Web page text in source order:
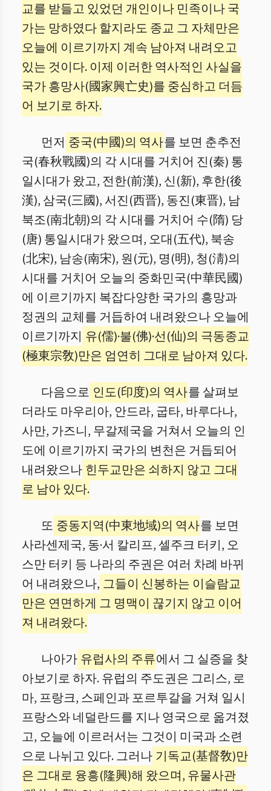
교를 받들고 있었던 개인이나 민족이나 국
가는 망하였다 할지라도 종교 그 자체만은
오늘에 이르기까지 계속 남아져 내려오고
있는 것이다. 이제 이러한 역사적인 사실을
국가 흥망사(國家興亡史)를 중심하고 더듬
어 보기로 하자.
먼저 중국(中國)의 역사를 보면 춘추전
국(春秋戰國)의 각 시대를 거치어 진(秦) 통
일시대가 왔고, 전한(前漢), 신(新), 후한(後
漢), 삼국(三國), 서진(西晋), 동진(東晋), 남
북조(南北朝)의 각 시대를 거치어 수(隋) 당
(唐) 통일시대가 왔으며, 오대(五代), 북송
(北宋), 남송(南宋), 원(元), 명(明), 청(淸)의
시대를 거치어 오늘의 중화민국(中華民國)
에 이르기까지 복잡다양한 국가의 흥망과
정권의 교체를 거듭하여 내려왔으나 오늘에
이르기까지 유(儒)·불(佛)·선(仙)의 극동종교
(極東宗敎)만은 엄연히 그대로 남아져 있다.
다음으로 인도(印度)의 역사를 살펴보
더라도 마우리아, 안드라, 굽타, 바루다나,
사만, 가즈니, 무갈제국을 거쳐서 오늘의 인
도에 이르기까지 국가의 변천은 거듭되어
내려왔으나 힌두교만은 쇠하지 않고 그대
로 남아 있다.
또 중동지역(中東地域)의 역사를 보면
사라센제국, 동·서 칼리프, 셀주크 터키, 오
스만 터키 등 나라의 주권은 여러 차례 바뀌
어 내려왔으나, 그들이 신봉하는 이슬람교
만은 연면하게 그 명맥이 끊기지 않고 이어
져 내려왔다.
나아가 유럽사의 주류에서 그 실증을 찾
아보기로 하자. 유럽의 주도권은 그리스, 로
마, 프랑크, 스페인과 포르투갈을 거쳐 일시
프랑스와 네덜란드를 지나 영국으로 옮겨졌
고, 오늘에 이르러서는 그것이 미국과 소련
으로 나뉘고 있다. 그러나 기독교(基督敎)만
은 그대로 융흥(隆興)해 왔으며, 유물사관